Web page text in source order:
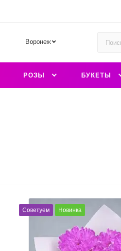
Воронеж
РОЗЫ БУКЕТЫ
Советуем Новинка